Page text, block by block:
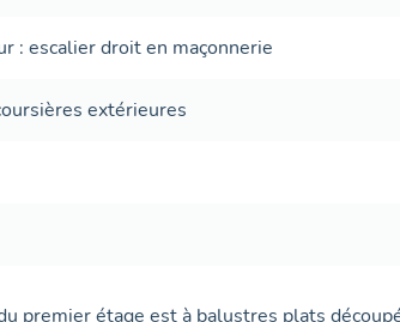
:escalier droiten maçonnerie
extérieures
premier étage est à balustres plats